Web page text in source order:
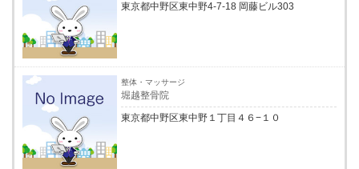
東京都中野区東中野4-7-18 岡藤ビル303
整体・マッサージ
堀越整骨院
東京都中野区東中野１丁目４６−１０